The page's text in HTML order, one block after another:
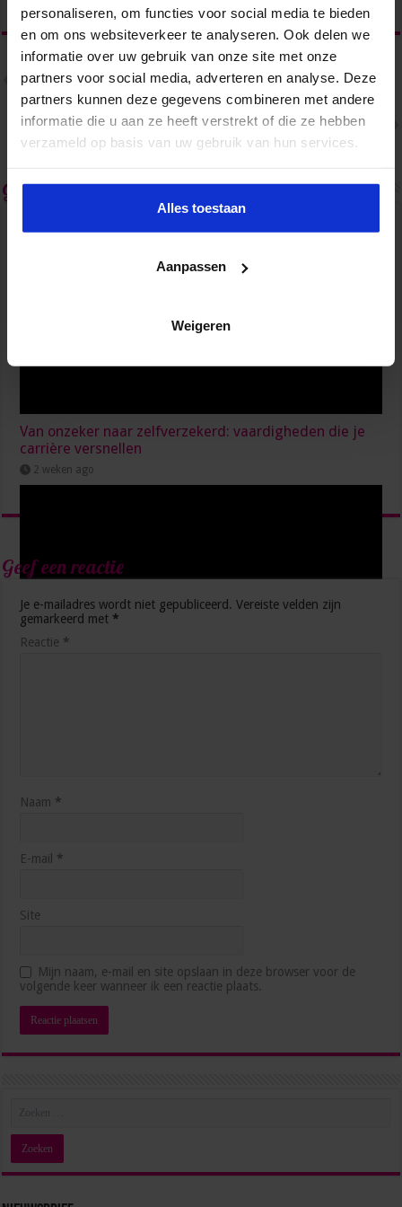
personaliseren, om functies voor social media te bieden
en om ons websiteverkeer te analyseren. Ook delen we
informatie over uw gebruik van onze site met onze
partners voor social media, adverteren en analyse. Deze
partners kunnen deze gegevens combineren met andere
informatie die u aan ze heeft verstrekt of die ze hebben
verzameld op basis van uw gebruik van hun services.
Alles toestaan
Aanpassen
Weigeren
Constructief samenwerken met
verschillende karakters: 5 tips
#21 – Thijs Launspach over hoe
je stress en burn-out voorkomt
op de werkvloer
Gerelateerde Artikelen
Van onzeker naar zelfverzekerd: vaardigheden die je
carrière versnellen
2 weken ago
werk
3 weken ago
Geef een reactie
Je e-mailadres wordt niet gepubliceerd. Vereiste velden zijn
gemarkeerd met *
Reactie *
Naam *
E-mail *
Site
Mijn naam, e-mail en site opslaan in deze browser voor de
volgende keer wanneer ik een reactie plaats.